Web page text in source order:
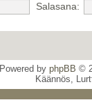
Salasana:
Powered by phpBB ©
Käännös,